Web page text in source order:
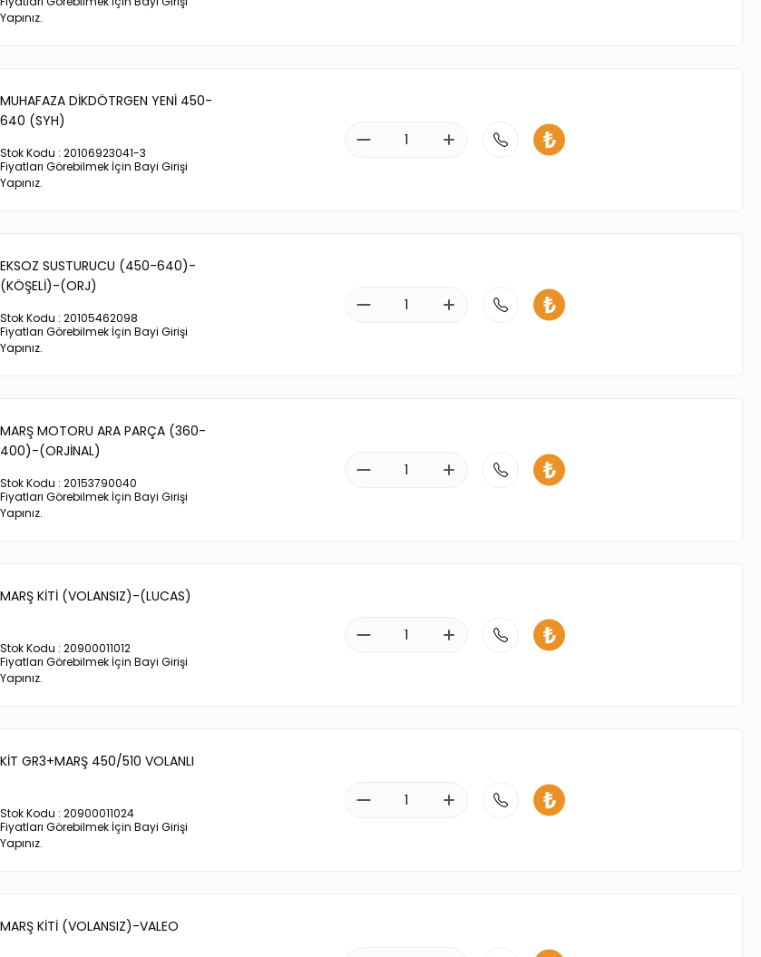
Yapınız.
MUHAFAZA DİKDÖTRGEN YENİ 450-
640 (SYH)
Stok Kodu : 20106923041-3
Fiyatları Görebilmek İçin Bayi Girişi
Yapınız.
EKSOZ SUSTURUCU (450-640)-
(KÖŞELİ)-(ORJ)
Stok Kodu : 20105462098
Fiyatları Görebilmek İçin Bayi Girişi
Yapınız.
MARŞ MOTORU ARA PARÇA (360-
400)-(ORJİNAL)
Stok Kodu : 20153790040
Fiyatları Görebilmek İçin Bayi Girişi
Yapınız.
MARŞ KİTİ (VOLANSIZ)-(LUCAS)
Stok Kodu : 20900011012
Fiyatları Görebilmek İçin Bayi Girişi
Yapınız.
KİT GR3+MARŞ 450/510 VOLANLI
Stok Kodu : 20900011024
Fiyatları Görebilmek İçin Bayi Girişi
Yapınız.
MARŞ KİTİ (VOLANSIZ)-VALEO